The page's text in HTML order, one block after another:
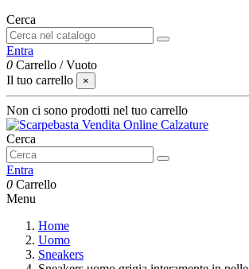
Cerca
Entra
0 Carrello /Vuoto
Il tuo carrello
×
Non ci sono prodotti nel tuo carrello
Cerca
Entra
0 Carrello
Menu
Home
Uomo
Sneakers